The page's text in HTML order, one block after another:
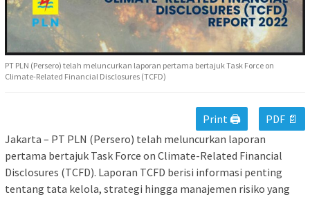
PT PLN (Persero) telah meluncurkan laporan pertama bertajuk Task Force on
Climate-Related Financial Disclosures (TCFD)
Print 🖨
PDF 📄
Jakarta – PT PLN (Persero) telah meluncurkan laporan
pertama bertajuk Task Force on Climate-Related Financial
Disclosures (TCFD). Laporan TCFD berisi informasi penting
tentang tata kelola, strategi hingga manajemen risiko yang